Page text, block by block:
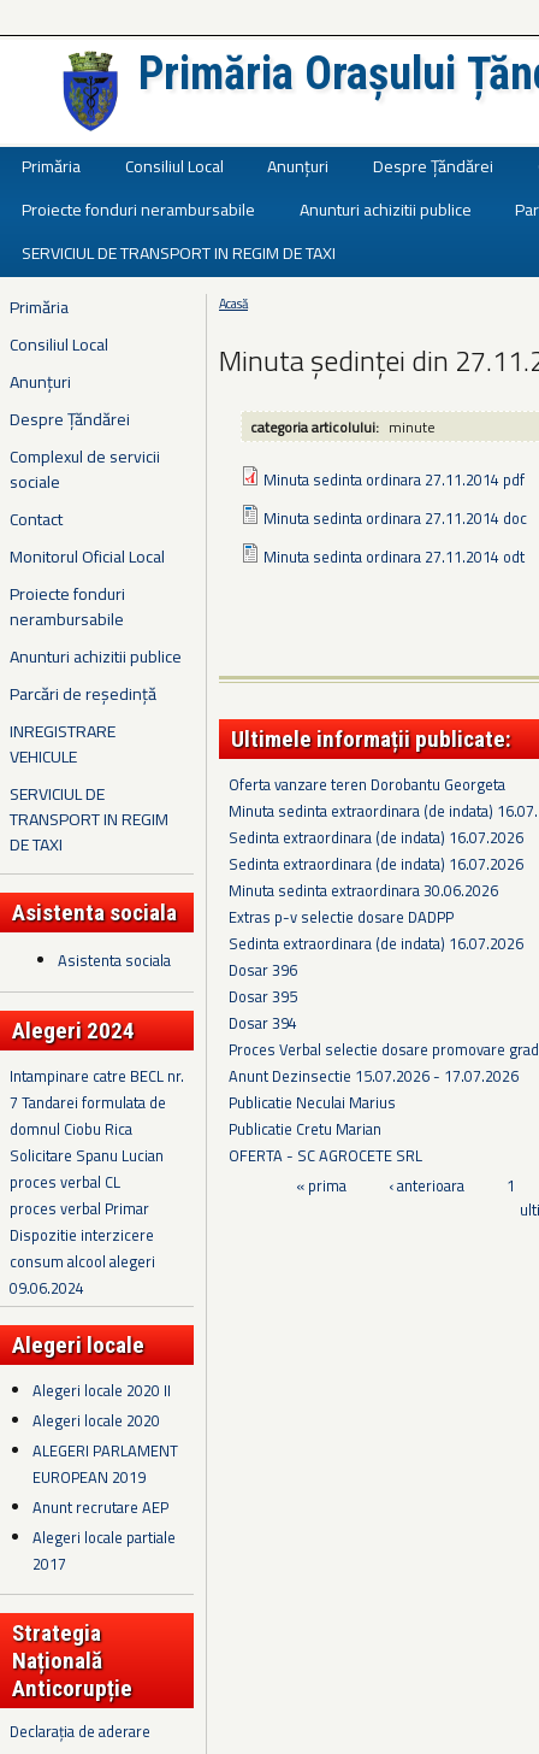
Primăria Orașului
Primăria Consiliul Local Anunțuri Despre Țăndărei
Proiecte fonduri nerambursabile
Anunturi achizitii publice
SERVICIUL DE TRANSPORT IN REGIM DE TAXI
Primăria
Consiliul Local
Anunțuri
Despre Țăndărei
Complexul de servicii
sociale
Contact
Monitorul Oficial Local
Proiecte fonduri
nerambursabile
Anunturi achizitii publice
Parcări de reședință
INREGISTRARE
VEHICULE
SERVICIUL DE
TRANSPORT IN REGIM
DE TAXI
Asistenta sociala
Asistenta sociala
Alegeri 2024
Intampinare catre BECL nr.
7 Tandarei formulata de
domnul Ciobu Rica
Solicitare Spanu Lucian
proces verbal CL
proces verbal Primar
Dispozitie interzicere
consum alcool alegeri
09.06.2024
Alegeri locale
Alegeri locale 2020 II
Alegeri locale 2020
ALEGERI PARLAMENT
EUROPEAN 2019
Anunt recrutare AEP
Alegeri locale partiale
2017
Strategia
Națională
Anticorupție
Declarația de aderare
Eşti aici
Acasă
Minuta ședinței din
categoria articolului: minute
Minuta sedinta ordinara 27.11.2014 pdf
Minuta sedinta ordinara 27.11.2014 doc
Minuta sedinta ordinara 27.11.2014 odt
Ultimele informații publicate:
Oferta vanzare teren Dorobantu Georgeta
Minuta sedinta extraordinara (de indata)
Sedinta extraordinara (de indata) 16.07.2026
Sedinta extraordinara (de indata) 16.07.2026
Minuta sedinta extraordinara 30.06.2026
Extras p-v selectie dosare DADPP
Sedinta extraordinara (de indata) 16.07.2026
Dosar 396
Dosar 395
Dosar 394
Proces Verbal selectie dosare promovare
Anunt Dezinsectie 15.07.2026 - 17.07.2026
Publicatie Neculai Marius
Publicatie Cretu Marian
OFERTA - SC AGROCETE SRL
Pagini« prima ‹ anterioara
1